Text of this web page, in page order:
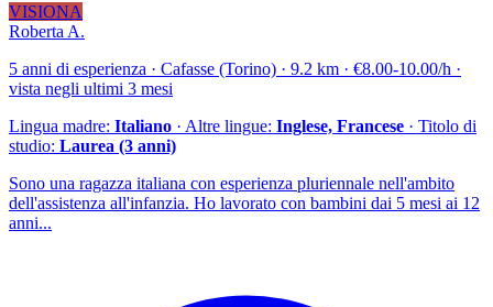
VISIONA
Roberta A.
5 anni di esperienza · Cafasse (Torino) · 9.2 km · €8.00-10.00/h ·
vista negli ultimi 3 mesi
Lingua madre: Italiano · Altre lingue: Inglese, Francese · Titolo di
studio: Laurea (3 anni)
Sono una ragazza italiana con esperienza pluriennale nell'ambito
dell'assistenza all'infanzia. Ho lavorato con bambini dai 5 mesi ai 12
anni...